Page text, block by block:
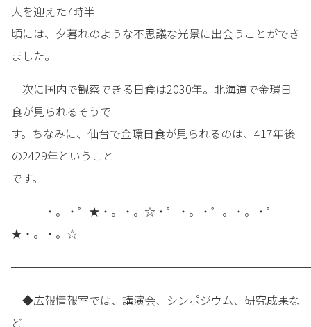
大を迎えた7時半
頃には、夕暮れのような不思議な光景に出会うことができ
ました。
次に国内で観察できる日食は2030年。北海道で金環日
食が見られるそうで
す。ちなみに、仙台で金環日食が見られるのは、417年後
の2429年ということ
です。
・。・゜★・。・。☆・゜・。・゜。・。・゜
★・。・。☆
◆広報情報室では、講演会、シンポジウム、研究成果な
ど